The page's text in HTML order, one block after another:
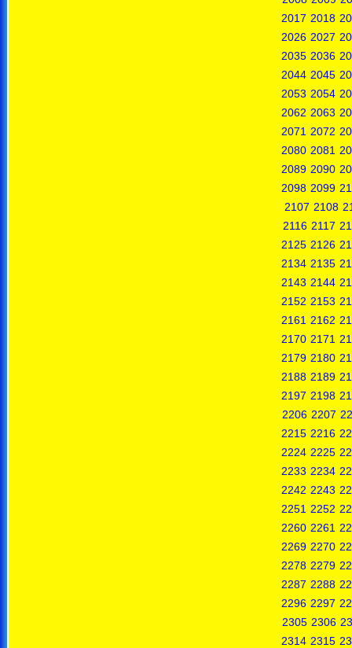
2017 2018
2026 2027
2035 2036
2044 2045
2053 2054
2062 2063
2071 2072
2080 2081
2089 2090
2098 2099
2107 2108
2116 2117
2125 2126
2134 2135
2143 2144
2152 2153
2161 2162
2170 2171
2179 2180
2188 2189
2197 2198
2206 2207
2215 2216
2224 2225
2233 2234
2242 2243
2251 2252
2260 2261
2269 2270
2278 2279
2287 2288
2296 2297
2305 2306
2314 2315